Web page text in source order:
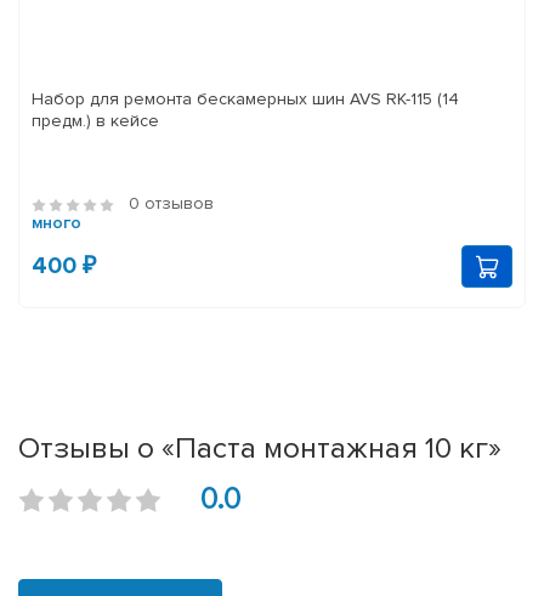
Набор для ремонта бескамерных шин AVS RK-115 (14
предм.) в кейсе
0 отзывов
много
400 ₽
Отзывы о «Паста монтажная 10 кг»
0.0